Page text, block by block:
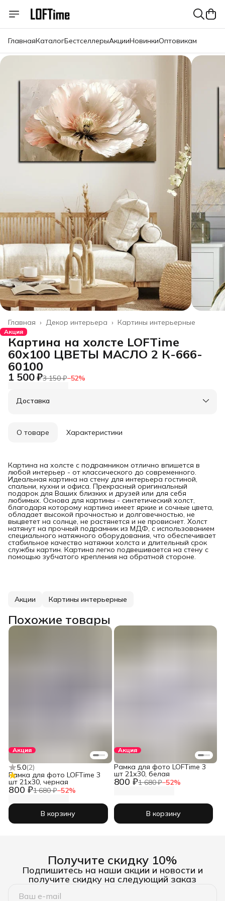
ГлавнаяКаталогБестселлерыАкцииНовинкиОптовикам
Картины интерьерные
Декор интерьера ›
Главная ›
Акция
Картина на холсте LOFTime
60х100 ЦВЕТЫ МАСЛО 2 К-666-
60100
1 500 ₽3 150 ₽−52%
Доставка
О товаре Характеристики
Картина на холсте с подрамником отлично впишется в
любой интерьер - от классического до современного.
Идеальная картина на стену для интерьера гостиной,
спальни, кухни и офиса. Прекрасный оригинальный
подарок для Ваших близких и друзей или для себя
любимых. Основа для картины - синтетический холст,
благодаря которому картина имеет яркие и сочные цвета,
обладает высокой прочностью и долговечностью, не
выцветет на солнце, не растянется и не провиснет. Холст
натянут на прочный подрамник из МДФ, с использованием
специального натяжного оборудования, что обеспечивает
стабильное качество натяжки холста и длительный срок
службы картин. Картина легко подвешивается на стену с
помощью зубчатого крепления на обратной стороне.
Акции Картины интерьерные
Похожие товары
Акция
5.0(2)
800 ₽1 680 ₽−52%
Рамка для фото LOFTime 3
шт 21х30, черная
В корзину
Акция
800 ₽1 680 ₽−52%
Рамка для фото LOFTime 3
шт 21х30, белая
В корзину
Получите скидку 10%
Подпишитесь на наши акции и новости и
получите скидку на следующий заказ